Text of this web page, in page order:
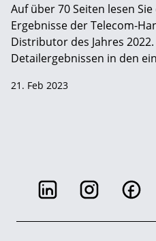
Auf über 70 Seiten lesen
Ergebnisse der Telecom-
Distributor des Jahres
Detailergebnissen in den
21. Feb 2023